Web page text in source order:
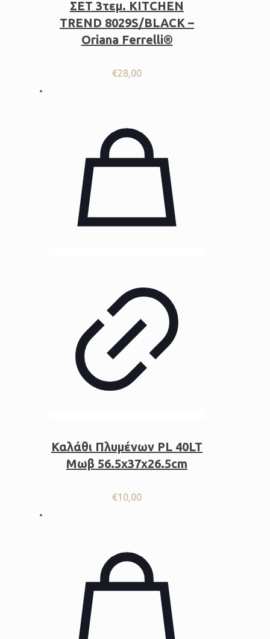
ΣΕΤ 3τεμ. KITCHEN
TREND 8029S/BLACK –
Oriana Ferrelli®
€28,00
Καλάθι Πλυμένων PL 40LT
Μωβ 56.5x37x26.5cm
€10,00